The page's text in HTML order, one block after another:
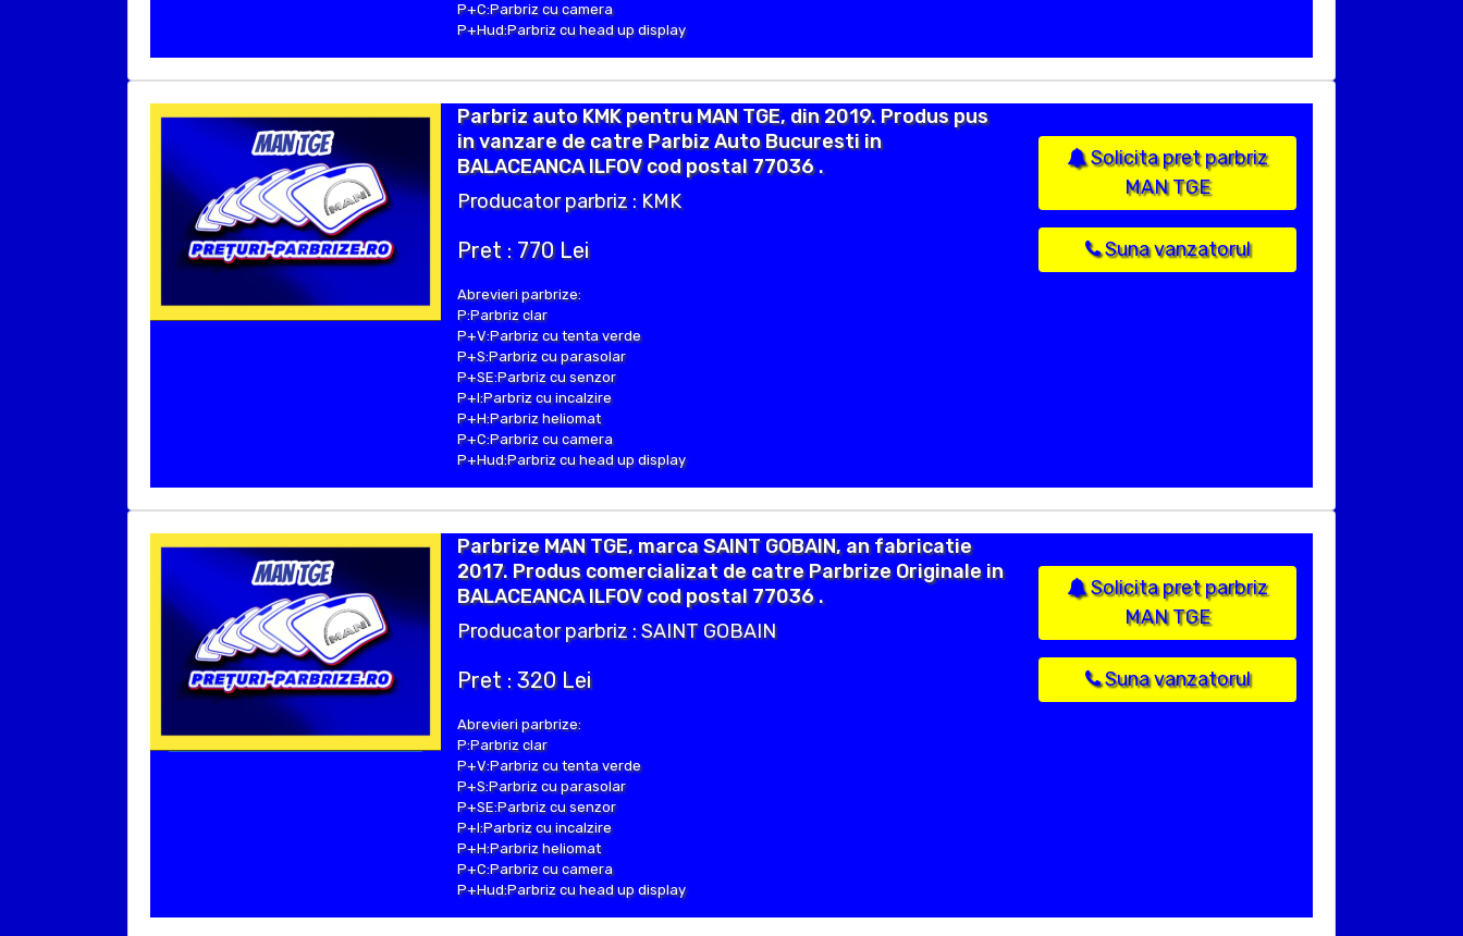
P+C:Parbriz cu camera
P+Hud:Parbriz cu head up display
Parbriz auto KMK pentru MAN TGE, din 2019. Produs pus
in vanzare de catre Parbiz Auto Bucuresti in
BALACEANCA ILFOV cod postal 77036 .
Producator parbriz : KMK
Pret : 770 Lei
Abrevieri parbrize:
P:Parbriz clar
P+V:Parbriz cu tenta verde
P+S:Parbriz cu parasolar
P+SE:Parbriz cu senzor
P+I:Parbriz cu incalzire
P+H:Parbriz heliomat
P+C:Parbriz cu camera
P+Hud:Parbriz cu head up display
Solicita pret parbriz
MAN TGE
Suna vanzatorul
Parbrize MAN TGE, marca SAINT GOBAIN, an fabricatie
2017. Produs comercializat de catre Parbrize Originale in
BALACEANCA ILFOV cod postal 77036 .
Producator parbriz : SAINT GOBAIN
Pret : 320 Lei
Abrevieri parbrize:
P:Parbriz clar
P+V:Parbriz cu tenta verde
P+S:Parbriz cu parasolar
P+SE:Parbriz cu senzor
P+I:Parbriz cu incalzire
P+H:Parbriz heliomat
P+C:Parbriz cu camera
P+Hud:Parbriz cu head up display
Solicita pret parbriz
MAN TGE
Suna vanzatorul